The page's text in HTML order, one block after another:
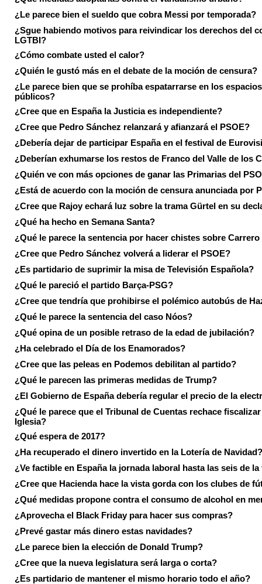
¿Le parece bien el sueldo que cobra Messi por temporada?
¿Sgue habiendo motivos para reivindicar los derechos del
LGTBI?
¿Cómo combate usted el calor?
¿Quién le gustó más en el debate de la moción de censura?
¿Le parece bien que se prohíba espatarrarse en los espacios
públicos?
¿Cree que en España la Justicia es independiente?
¿Cree que Pedro Sánchez relanzará y afianzará el PSOE?
¿Debería dejar de participar España en el festival de
¿Deberían exhumarse los restos de Franco del Valle de los
¿Quién ve con más opciones de ganar las Primarias del
¿Está de acuerdo con la moción de censura anunciada por
¿Cree que Rajoy echará luz sobre la trama Gürtel en su
¿Qué ha hecho en Semana Santa?
¿Qué le parece la sentencia por hacer chistes sobre
¿Cree que Pedro Sánchez volverá a liderar el PSOE?
¿Es partidario de suprimir la misa de Televisión Española?
¿Qué le pareció el partido Barça-PSG?
¿Cree que tendría que prohibirse el polémico autobús de
¿Qué le parece la sentencia del caso Nóos?
¿Qué opina de un posible retraso de la edad de jubilación?
¿Ha celebrado el Día de los Enamorados?
¿Cree que las peleas en Podemos debilitan al partido?
¿Qué le parecen las primeras medidas de Trump?
¿El Gobierno de España debería regular el precio de la
¿Qué le parece que el Tribunal de Cuentas rechace fiscalizar
Iglesia?
¿Qué espera de 2017?
¿Ha recuperado el dinero invertido en la Lotería de Navidad?
¿Ve factible en España la jornada laboral hasta las seis de la
¿Cree que Hacienda hace la vista gorda con los clubes de
¿Qué medidas propone contra el consumo de alcohol en
¿Aprovecha el Black Friday para hacer sus compras?
¿Prevé gastar más dinero estas navidades?
¿Le parece bien la elección de Donald Trump?
¿Cree que la nueva legislatura será larga o corta?
¿Es partidario de mantener el mismo horario todo el año?